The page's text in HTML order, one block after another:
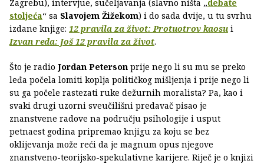
Zagrebu), intervjue, sučeljavanja (slavno ništa „debate
stoljeća“ sa Slavojem Žižekom) i do sada dvije, u tu svrhu
izdane knjige: 12 pravila za život: Protuotrov kaosu i
Izvan reda: Još 12 pravila za život.
Što je radio Jordan Peterson prije nego li su mu se preko
leđa počela lomiti koplja političkog mišljenja i prije nego li
su ga počele rastezati ruke dežurnih moralista? Pa, kao i
svaki drugi uzorni sveučilišni predavač pisao je
znanstvene radove na području psihologije i usput
petnaest godina pripremao knjigu za koju se bez
oklijevanja može reći da je magnum opus njegove
znanstveno-teorijsko-spekulativne karijere. Riječ je o knjizi